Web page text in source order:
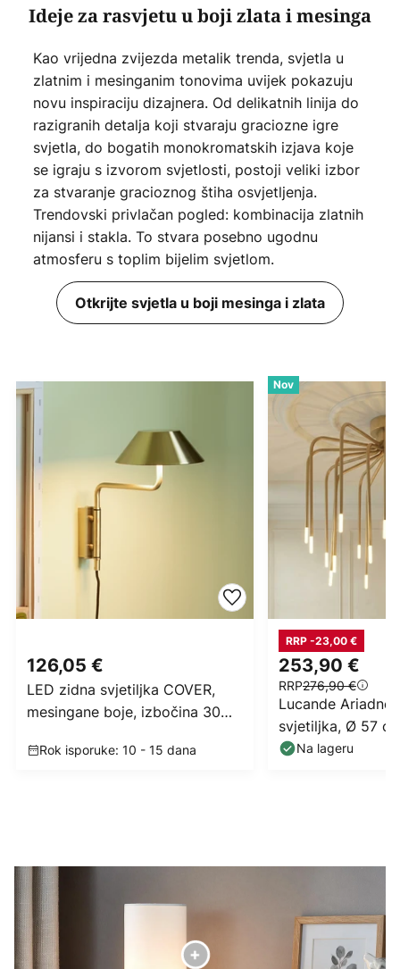
Ideje za rasvjetu u boji zlata i mesinga
Kao vrijedna zvijezda metalik trenda, svjetla u
zlatnim i mesinganim tonovima uvijek pokazuju
novu inspiraciju dizajnera. Od delikatnih linija do
razigranih detalja koji stvaraju graciozne igre
svjetla, do bogatih monokromatskih izjava koje
se igraju s izvorom svjetlosti, postoji veliki izbor
za stvaranje gracioznog štiha osvjetljenja.
Trendovski privlačan pogled: kombinacija zlatnih
nijansi i stakla. To stvara posebno ugodnu
atmosferu s toplim bijelim svjetlom.
Otkrijte svjetla u boji mesinga i zlata
126,05 €
LED zidna svjetiljka COVER,
mesingane boje, izbočina 30
Rok isporuke: 10 - 15 dana
Nov
253,90 €
RRP276,90 €
RRP -23,00 €
Lucande Ariadne
svjetiljka, Ø 57
20 žarulja
Na lageru